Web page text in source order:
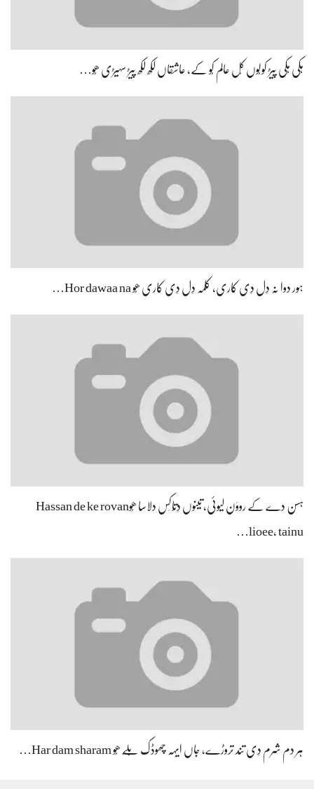
ہِکی ہِکی پیڑ کولُوں کُل عالم کُو کے، عاشقاں لکھ لکھ پیڑ سہیڑی ھُو…
ہور دوا نہ دِل دِی کاری، کلمہ دِل دِی کاری ھُو Hor dawaa na…
ہسن دے کے رووَن لیوئی، تینوں دِتّاکِس دلاسا ھُوHassan de ke rovan
lioee, tainu…
ہر دم شرم دِی تند تروڑے، جاں ایہہ چھوڈک بَلّے ھُو Har dam sharam…